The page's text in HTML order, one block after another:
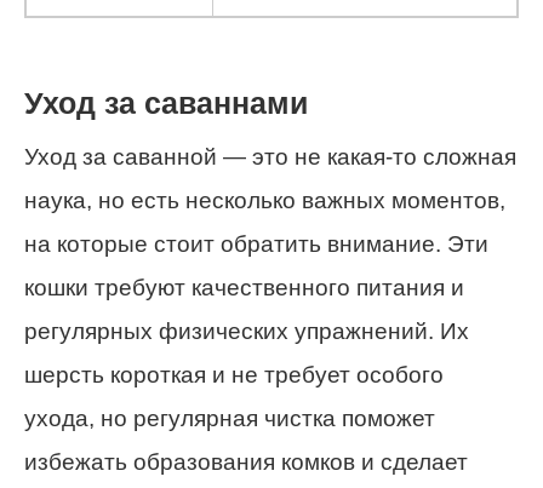
Уход за саваннами
Уход за саванной — это не какая-то сложная
наука, но есть несколько важных моментов,
на которые стоит обратить внимание. Эти
кошки требуют качественного питания и
регулярных физических упражнений. Их
шерсть короткая и не требует особого
ухода, но регулярная чистка поможет
избежать образования комков и сделает